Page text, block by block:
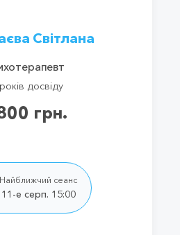
Світлана
досвіду
грн.
Найближчий сеанс
11-е серп. 15:00